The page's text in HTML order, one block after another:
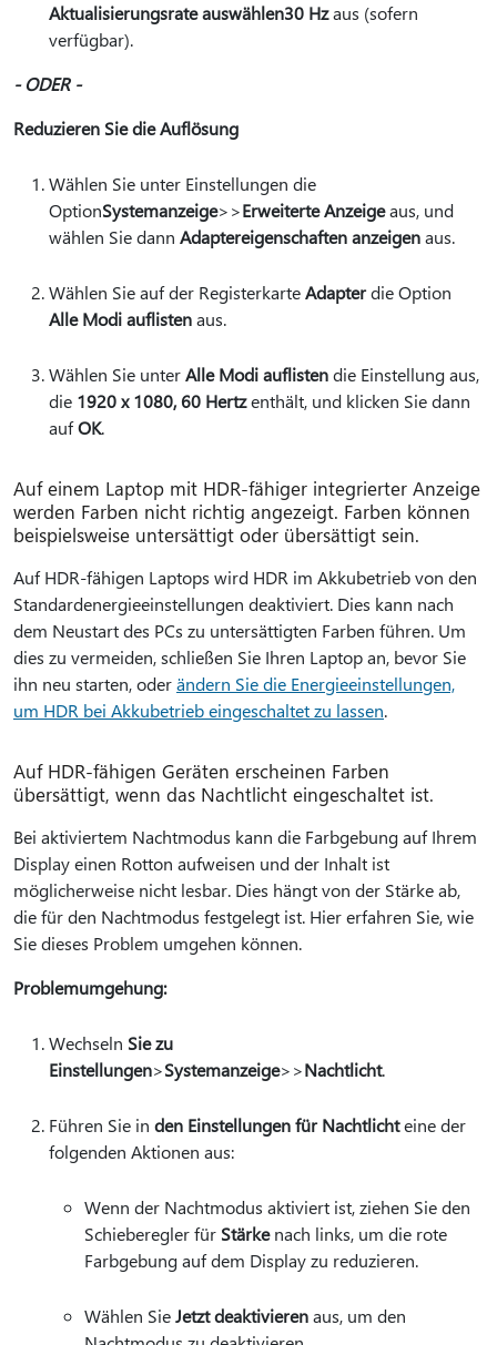
Aktualisierungsrate auswählen30 Hzaus (sofern
verfügbar).
- ODER -
Reduzieren Sie die Auflösung
Wählen Sie unter Einstellungen die
OptionSystemanzeige>>Erweiterte Anzeigeaus, und
wählen Sie dann Adaptereigenschaften anzeigenaus.
Wählen Sie auf der RegisterkarteAdapterdie Option
Alle Modi auflistenaus.
Wählen Sie unterAlle Modi auflistendie Einstellung aus,
die 1920 x 1080, 60 Hertzenthält, und klicken Sie dann
aufOK.
Auf einem Laptop mit HDR-fähiger integrierter Anzeige
werden Farben nicht richtig angezeigt. Farben können
beispielsweise untersättigt oder übersättigt sein.
Auf HDR-fähigen Laptops wird HDR im Akkubetrieb von den
Standardenergieeinstellungen deaktiviert. Dies kann nach
dem Neustart des PCs zu untersättigten Farben führen. Um
dies zu vermeiden, schließen Sie Ihren Laptop an, bevor Sie
ihn neu starten, oderändern Sie die Energieeinstellungen,
um HDR bei Akkubetrieb eingeschaltet zu lassen.
Auf HDR-fähigen Geräten erscheinen Farben
übersättigt, wenn das Nachtlicht eingeschaltet ist.
Bei aktiviertem Nachtmodus kann die Farbgebung auf Ihrem
Display einen Rotton aufweisen und der Inhalt ist
möglicherweise nicht lesbar. Dies hängt von der Stärke ab,
die für den Nachtmodus festgelegt ist. Hier erfahren Sie, wie
Sie dieses Problem umgehen können.
Problemumgehung:
Wechseln Sie zu
Einstellungen>Systemanzeige>>Nachtlicht.
Führen Sie in den Einstellungen für Nachtlichteine der
folgenden Aktionen aus:
Wenn der Nachtmodus aktiviert ist, ziehen Sie den
Schieberegler für Stärkenach links, um die rote
Farbgebung auf dem Display zu reduzieren.
Wählen SieJetzt deaktivierenaus, um den